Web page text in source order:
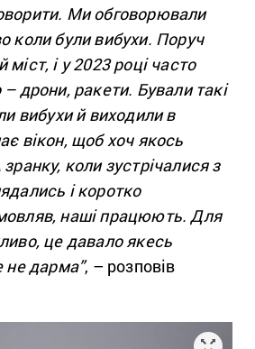
Ми обговорювали
коли були вибухи. Поруч
і у 2023 році часто
– дрони, ракети. Бували такі
вибухи й виходили в
вікон, щоб хоч якось
коли зустрічалися з
і коротко
наші працюють. Для
це давало якесь
не дарма”, – розповів